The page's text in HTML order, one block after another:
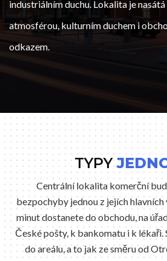
industriálním duchu. Lokalita je
atmosférou, kulturním duchem i
odkazem.
TYPY
Centrální lokalita komerční
bezpochyby jednou z jejích hlavních
minut dostanete do obchodu, na
České pošty, k bankomatu i k lékaři.
do areálu, a to jak ze směru od